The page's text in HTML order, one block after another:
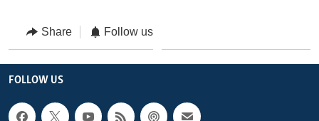
Share Follow us
FOLLOW US